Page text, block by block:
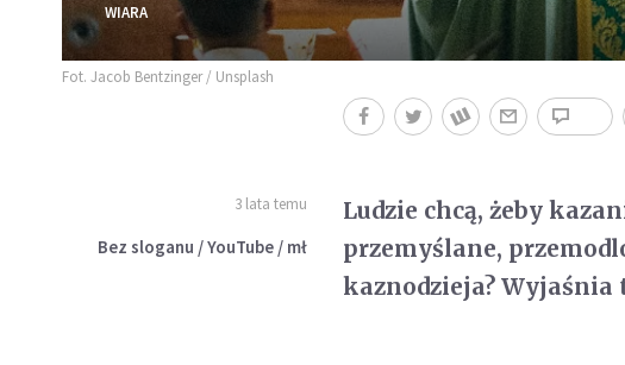
WIARA
Fot. Jacob Bentzinger / Unsplash
3 lata temu
Bez sloganu / YouTube / mł
Ludzie chcą, żeby
przemyślane,
kaznodzieja? Wyjaśnia